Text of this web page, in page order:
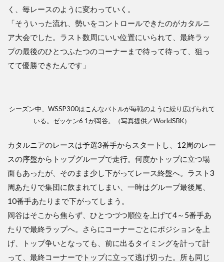
く、毎レースのように変わっていく。
「そういった流れ、勢いをコントロールできたのがカタルニ
ア大会でした。ラスト数周にいい位置にいられて、最終ラッ
プの最後のひとつふたつのコーナーまで待って待って、狙っ
てて優勝できたんです」
シーズン中、WSSP300はこんなバトルが毎戦のように繰り広げられて
いる。ゼッケン6 1が岡谷。（写真提供／WorldSBK）
カタルニアのレースは予選3番手からスタートし、12周のレー
スの序盤からトップグループで走行。何度かトップに立つ場
面もあったが、そのまま少し下がってレース終盤へ。ラスト3
周あたりで集団に飲まれてしまい、一時はグループ最後尾、
10番手あたりまで下がってしまう。
岡谷はそこから焦らず、ひとつづつ順位を上げて4～5番手あ
たりで最終ラップへ。さらにコーナーごとにポジションを上
げ、トップ争いとなっても、前に出るタイミングを計って計
って、最終コーナーでトップに立って逃げ切った。所も同じ